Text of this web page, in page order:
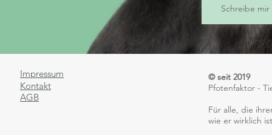
Schreibe
Impressum
Kontakt
AGB
© seit 2019
Pfotenfaktor -
​Für alle, die
wie er wirklich